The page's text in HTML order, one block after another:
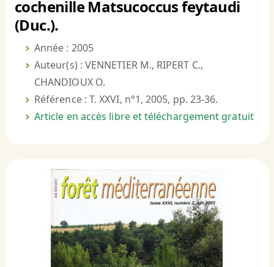
cochenille Matsucoccus feytaudi
(Duc.).
Année : 2005
Auteur(s) : VENNETIER M., RIPERT C.,
CHANDIOUX O.
Référence : T. XXVI, n°1, 2005, pp. 23-36.
Article en accès libre et téléchargement gratuit